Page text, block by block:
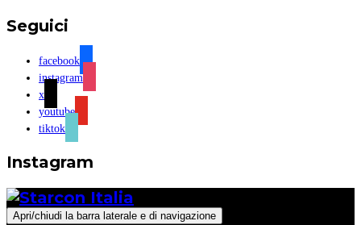
Seguici
facebook
instagram
x
youtube
tiktok
Instagram
Apri/chiudi la barra laterale e di navigazione